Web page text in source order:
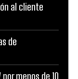
al cliente
de
menos de 10